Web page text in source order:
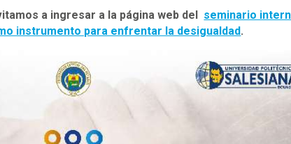
a ingresar a la página web del seminario
instrumento para enfrentar la desigualdad.